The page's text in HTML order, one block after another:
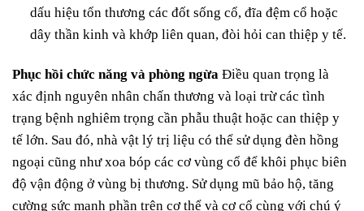
dấu hiệu tổn thương các đốt sống cổ, đĩa đệm cổ hoặc
dây thần kinh và khớp liên quan, đòi hỏi can thiệp y tế.
Phục hồi chức năng và phòng ngừa Điều quan trọng là
xác định nguyên nhân chấn thương và loại trừ các tình
trạng bệnh nghiêm trọng cần phẫu thuật hoặc can thiệp y
tế lớn. Sau đó, nhà vật lý trị liệu có thể sử dụng đèn hồng
ngoại cũng như xoa bóp các cơ vùng cổ để khôi phục biên
độ vận động ở vùng bị thương. Sử dụng mũ bảo hộ, tăng
cường sức mạnh phần trên cơ thể và cơ cổ cùng với chú ý